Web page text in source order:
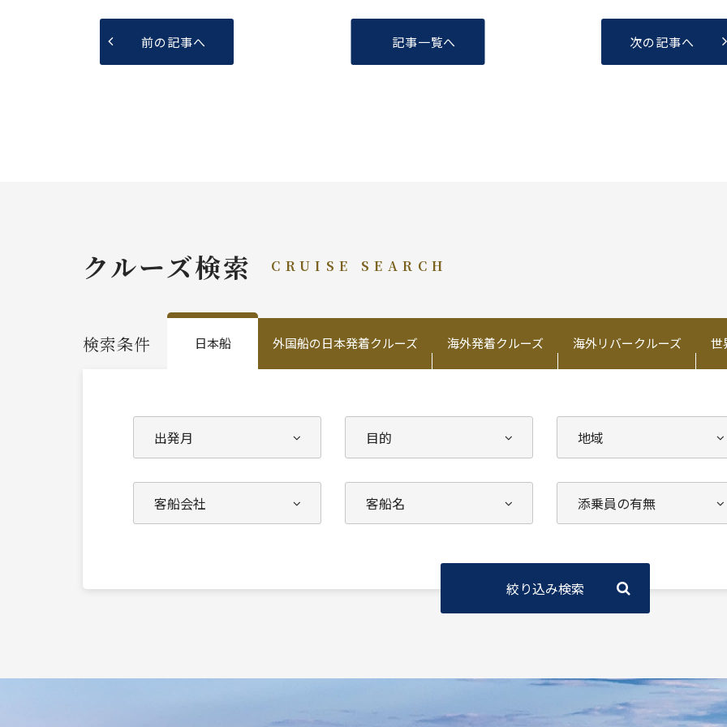
前の記事へ 記事一覧へ 次の記事へ
クルーズ検索 CRUISE SEARCH
検索条件 日本船 外国船の日本発着クルーズ 海外発着クルーズ 海外リバークルーズ 世
絞り込み検索